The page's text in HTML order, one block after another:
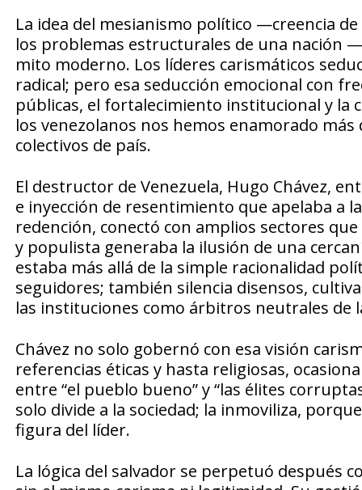
La idea del mesianismo político —creencia
los problemas estructurales de una nación
mito moderno. Los líderes carismáticos
radical; pero esa seducción emocional con
públicas, el fortalecimiento institucional y la
los venezolanos nos hemos enamorado
colectivos de país.
El destructor de Venezuela, Hugo Chávez,
e inyección de resentimiento que apelaba a
redención, conectó con amplios sectores
y populista generaba la ilusión de una
estaba más allá de la simple racionalidad
seguidores; también silencia disensos,
las instituciones como árbitros neutrales de
Chávez no solo gobernó con esa visión
referencias éticas y hasta religiosas,
entre “el pueblo bueno” y “las élites
solo divide a la sociedad; la inmoviliza,
figura del líder.
La lógica del salvador se perpetuó después